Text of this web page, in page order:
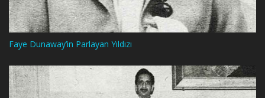
Faye Dunaway’in Parlayan Yıldızı